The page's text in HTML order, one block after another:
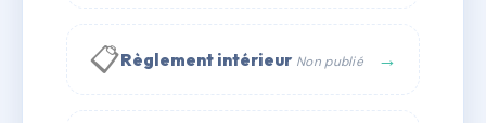
📋Règlement intérieur Non publié →